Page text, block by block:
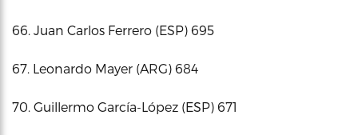
66. Juan Carlos Ferrero (ESP) 695
67. Leonardo Mayer (ARG) 684
70. Guillermo García-López (ESP) 671